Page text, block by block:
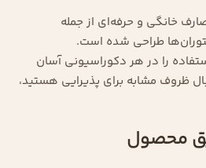
خانگی و حرفه‌ای از جمله
طراحی شده است.
را در هر دکوراسیونی آسان
ظروف مشابه برای پذیرایی هستید،
محصول